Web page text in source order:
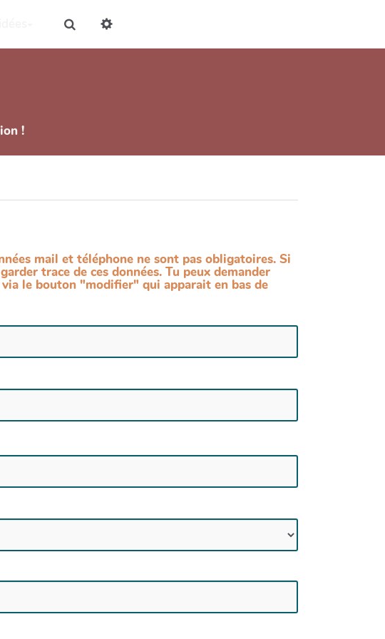
Rechercher
!
mail et téléphone ne sont pas obligatoires. Si
trace de ces données. Tu peux demander
le bouton "modifier" qui apparait en bas de